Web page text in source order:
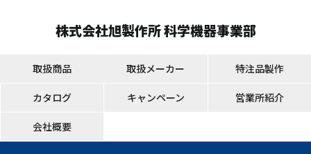
株式会社旭製作所 科学機器事業部
取扱商品 取扱メーカー 特注品製作
カタログ キャンペーン 営業所紹介
会社概要